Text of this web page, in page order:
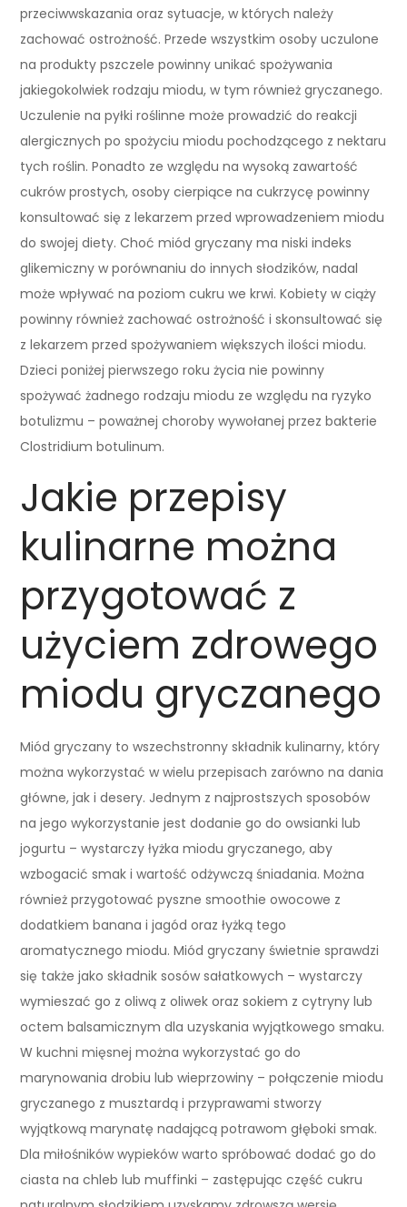
przeciwwskazania oraz sytuacje, w których należy
zachować ostrożność. Przede wszystkim osoby uczulone
na produkty pszczele powinny unikać spożywania
jakiegokolwiek rodzaju miodu, w tym również gryczanego.
Uczulenie na pyłki roślinne może prowadzić do reakcji
alergicznych po spożyciu miodu pochodzącego z nektaru
tych roślin. Ponadto ze względu na wysoką zawartość
cukrów prostych, osoby cierpiące na cukrzycę powinny
konsultować się z lekarzem przed wprowadzeniem miodu
do swojej diety. Choć miód gryczany ma niski indeks
glikemiczny w porównaniu do innych słodzików, nadal
może wpływać na poziom cukru we krwi. Kobiety w ciąży
powinny również zachować ostrożność i skonsultować się
z lekarzem przed spożywaniem większych ilości miodu.
Dzieci poniżej pierwszego roku życia nie powinny
spożywać żadnego rodzaju miodu ze względu na ryzyko
botulizmu – poważnej choroby wywołanej przez bakterie
Clostridium botulinum.
Jakie przepisy
kulinarne można
przygotować z
użyciem zdrowego
miodu gryczanego
Miód gryczany to wszechstronny składnik kulinarny, który
można wykorzystać w wielu przepisach zarówno na dania
główne, jak i desery. Jednym z najprostszych sposobów
na jego wykorzystanie jest dodanie go do owsianki lub
jogurtu – wystarczy łyżka miodu gryczanego, aby
wzbogacić smak i wartość odżywczą śniadania. Można
również przygotować pyszne smoothie owocowe z
dodatkiem banana i jagód oraz łyżką tego
aromatycznego miodu. Miód gryczany świetnie sprawdzi
się także jako składnik sosów sałatkowych – wystarczy
wymieszać go z oliwą z oliwek oraz sokiem z cytryny lub
octem balsamicznym dla uzyskania wyjątkowego smaku.
W kuchni mięsnej można wykorzystać go do
marynowania drobiu lub wieprzowiny – połączenie miodu
gryczanego z musztardą i przyprawami stworzy
wyjątkową marynatę nadającą potrawom głęboki smak.
Dla miłośników wypieków warto spróbować dodać go do
ciasta na chleb lub muffinki – zastępując część cukru